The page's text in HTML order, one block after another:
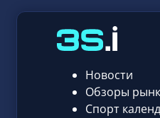
Новости
Обзоры
Спорт